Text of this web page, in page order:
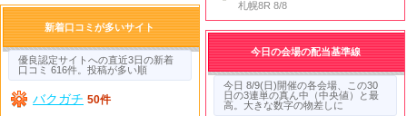
札幌8R 8/8
新着口コミが多いサイト
優良認定サイトへの直近3日の新着
口コミ 616件。投稿が多い順
バクガチ 50件
今日の会場の配当基準線
今日 8/9(日)開催の各会場、この30
日の3連単の真ん中（中央値）と最
高。大きな数字の物差しに